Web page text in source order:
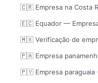
🇨🇷 Empresa na Costa
🇪🇨 Equador — Empresa
🇲🇽 Verificação de
🇵🇦 Empresa
🇵🇾 Empresa paraguaia